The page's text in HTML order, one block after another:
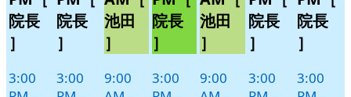
院長
］
3:00
院長
］
3:00
池田
］
9:00
院長
］
3:00
池田
］
9:00
院長
］
3:00
院長
］
3:00